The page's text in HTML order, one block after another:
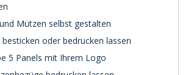
Mützen selbst gestalten
besticken oder bedrucken lassen
5 Panels mit Ihrem Logo